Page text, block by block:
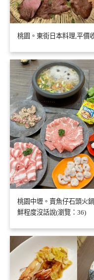
桃園。東街日本料理,平價
桃園中壢。賣魚仔石頭火
鮮程度沒話說(瀏覽：36)